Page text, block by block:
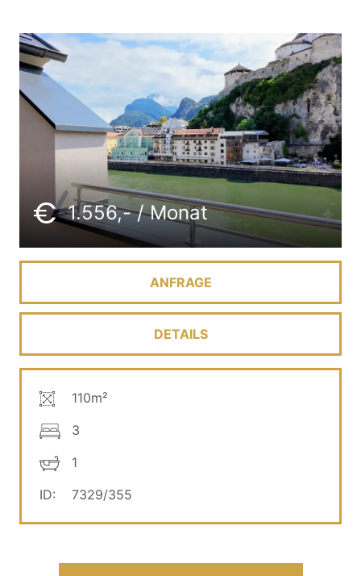
1.556,- / Monat
ANFRAGE
DETAILS
110m²
3
1
ID:
7329/355